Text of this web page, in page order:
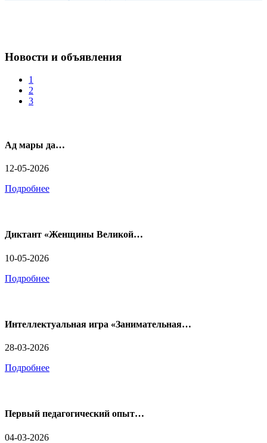
Новости и объявления
1
2
3
Ад мары да…
12-05-2026
Подробнее
Диктант «Женщины Великой…
10-05-2026
Подробнее
Интеллектуальная игра «Занимательная…
28-03-2026
Подробнее
Первый педагогический опыт…
04-03-2026